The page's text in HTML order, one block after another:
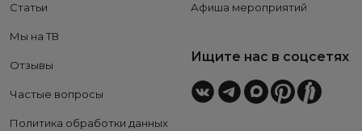
Статьи
Мы на ТВ
Отзывы
Частые вопросы
Политика обработки данных
Афиша мероприятий
Ищите нас в соцсетях